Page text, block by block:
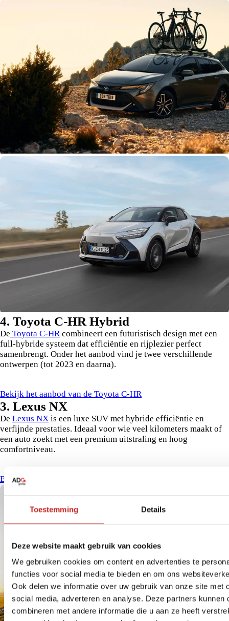
Toestemming Details
Deze website maakt gebruik van cookies
We gebruiken cookies om content en advertenties te
functies voor social media te bieden en om ons
Ook delen we informatie over uw gebruik van onze site met
social media, adverteren en analyse. Deze partners kunnen
combineren met andere informatie die u aan ze heeft
4. Toyota C-HR Hybrid
De Toyota C-HR combineert een futuristisch design met een
full-hybride systeem dat efficiëntie en rijplezier perfect
samenbrengt. Onder het aanbod vind je twee verschillende
ontwerpen (tot 2023 en daarna).
Bekijk het aanbod van de Toyota C-HR
3. Lexus NX
De Lexus NX is een luxe SUV met hybride efficiëntie en
verfijnde prestaties. Ideaal voor wie veel kilometers maakt of
een auto zoekt met een premium uitstraling en hoog
comfortniveau.
Bekijk het aanbod van de Lexus NX